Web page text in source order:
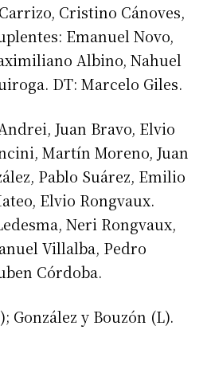
Cristino Cánoves,
Emanuel Novo,
Albino, Nahuel
DT: Marcelo Giles.
Juan Bravo, Elvio
Martín Moreno, Juan
Pablo Suárez, Emilio
Elvio Rongvaux.
Neri Rongvaux,
Villalba, Pedro
Córdoba.
González y Bouzón (L).